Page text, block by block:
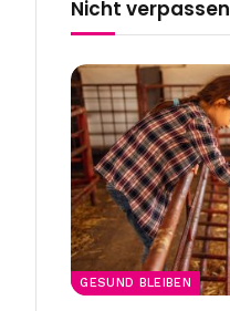
Nicht verpassen
GESUND BLEIBEN